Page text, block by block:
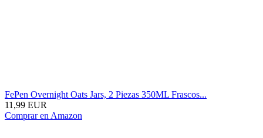
FePen Overnight Oats Jars, 2 Piezas 350ML Frascos...
11,99 EUR
Comprar en Amazon